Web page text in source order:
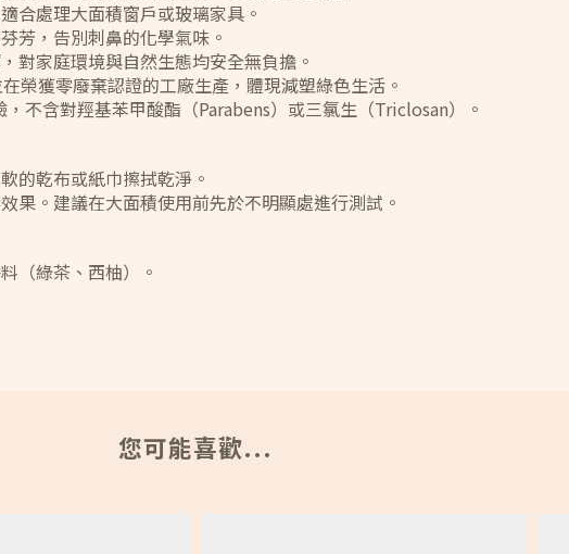
合處理大面積窗戶或玻璃家具。
芳，告別刺鼻的化學氣味。
對家庭環境與自然生態均安全無負擔。
榮獲零廢棄認證的工廠生產，體現減塑綠色生活。
不含對羥基苯甲酸酯（Parabens）或三氯生（Triclosan）。
的乾布或紙巾擦拭乾淨。
果。建議在大面積使用前先於不明顯處進行測試。
（綠茶、西柚）。
您可能喜歡...